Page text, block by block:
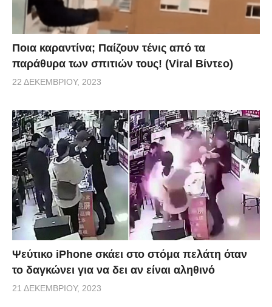
Ποια καραντίνα; Παίζουν τένις από τα
παράθυρα των σπιτιών τους! (Viral Βίντεο)
22 ΔΕΚΕΜΒΡΊΟΥ, 2023
Ψεύτικο iPhone σκάει στο στόμα πελάτη όταν
το δαγκώνει για να δει αν είναι αληθινό
21 ΔΕΚΕΜΒΡΊΟΥ, 2023